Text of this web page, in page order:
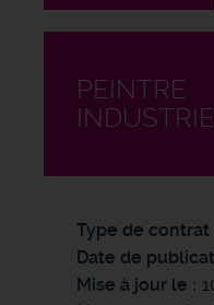
PEINTRE
Type de contrat
Date de
Mise à jour le